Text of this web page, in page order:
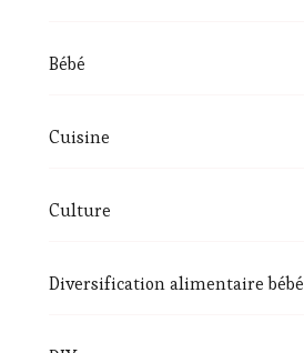
Bébé
Cuisine
Culture
Diversification alimentaire bébé